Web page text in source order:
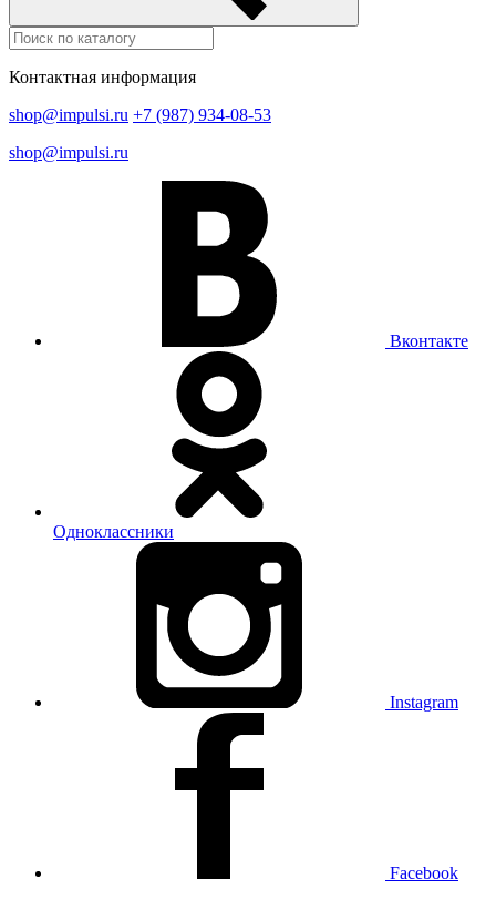
Контактная информация
shop@impulsi.ru +7 (987) 934-08-53
shop@impulsi.ru
Вконтакте
Одноклассники
Instagram
Facebook